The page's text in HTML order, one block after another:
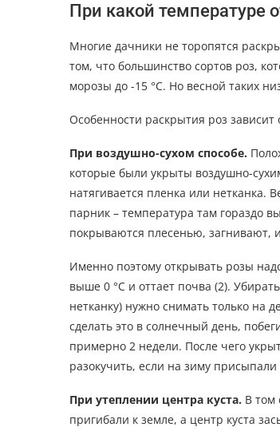
При какой температуре
Многие дачники не торопятся
том, что большинство сортов роз,
морозы до -15 °С. Но весной таких
Особенности раскрытия роз зависит
При воздушно-сухом способе.
которые были укрыты воздушно-
натягивается пленка или нетканка.
парник – температура там гораздо
покрываются плесенью, загнивают,
Именно поэтому открывать розы
выше 0 °С и оттает почва (2).
нетканку) нужно снимать только на
сделать это в солнечный день,
примерно 2 недели. После чего
разокучить, если на зиму
При утеплении центра куста. В том
пригибали к земле, а центр куста